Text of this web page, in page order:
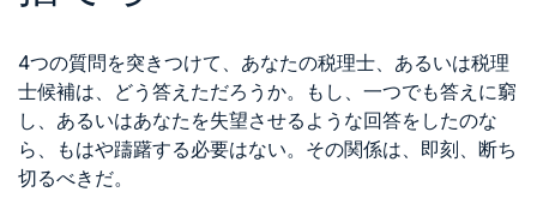
4つの質問を突きつけて、あなたの税理士、あるいは税理
士候補は、どう答えただろうか。もし、一つでも答えに窮
し、あるいはあなたを失望させるような回答をしたのな
ら、もはや躊躇する必要はない。その関係は、即刻、断ち
切るべきだ。